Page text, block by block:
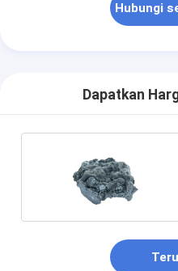
Hubungi
Dapatkan